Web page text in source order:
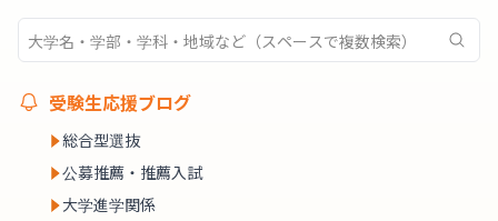
受験生応援ブログ
総合型選抜
公募推薦・推薦入試
大学進学関係